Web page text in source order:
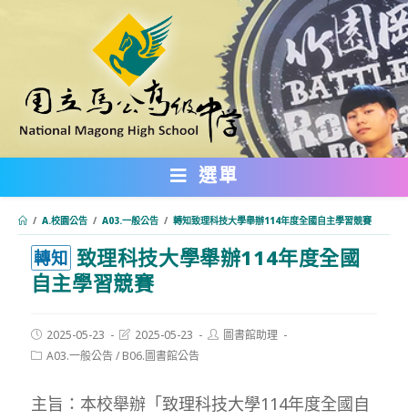
內
選單
/ A.校園公告 / A03.一般公告 / 轉知致理科技大學舉辦114年度全國自主學習競賽
轉知 致理科技大學舉辦114年度全國
自主學習競賽
Post
published:
2025-05-23
Post
modified:
2025-05-23
Post圖書館助理
PostA03.一般公告/ B06.圖書館公告
主旨：本校舉辦「致理科技大學114年度全國自